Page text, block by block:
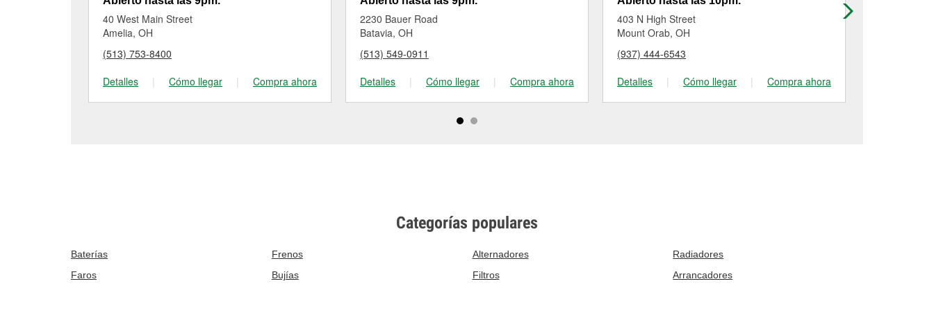
40 West Main Street
Amelia, OH
(513) 753-8400
Detalles
| Cómo llegar | Compra ahora
2230 Bauer Road
Batavia, OH
(513) 549-0911
Detalles
| Cómo llegar | Compra ahora
403 N High Street
Mount Orab, OH
(937) 444-6543
Detalles
| Cómo llegar | Compra ahora
Categorías populares
Baterías Frenos Alternadores
Radiadores
Faros
Bujías Filtros Arrancadores